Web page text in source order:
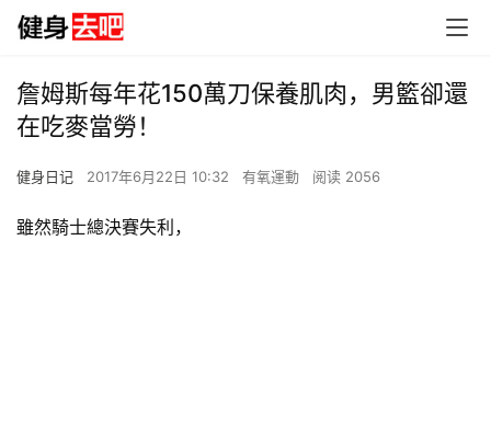
詹姆斯每年花150萬刀保養肌肉，男籃卻還
在吃麥當勞！
健身日记 2017年6月22日 10:32 有氧運動 阅读 2056
雖然騎士總決賽失利，